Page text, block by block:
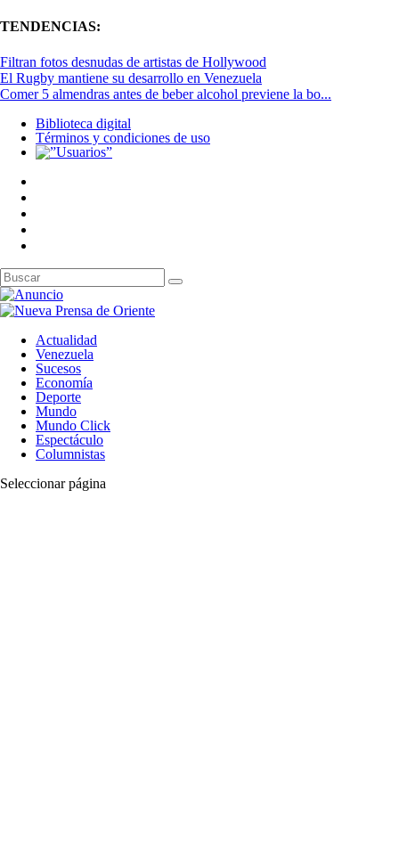
TENDENCIAS:
Filtran fotos desnudas de artistas de Hollywood
El Rugby mantiene su desarrollo en Venezuela
Comer 5 almendras antes de beber alcohol previene la bo...
Biblioteca digital
Términos y condiciones de uso
Actualidad
Venezuela
Sucesos
Economía
Deporte
Mundo
Mundo Click
Espectáculo
Columnistas
Seleccionar página